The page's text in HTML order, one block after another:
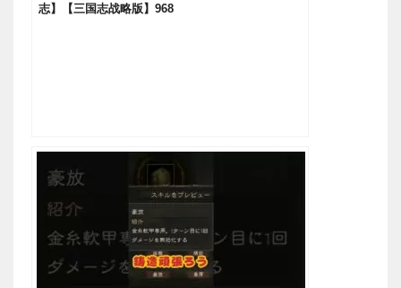
志】【三国志战略版】968